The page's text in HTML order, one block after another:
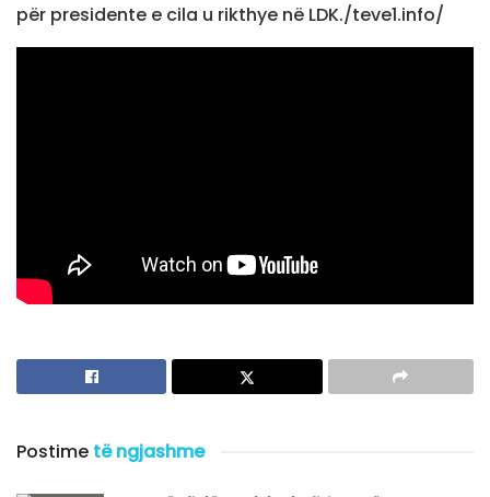
për presidente e cila u rikthye në LDK./teve1.info/
Postime të ngjashme